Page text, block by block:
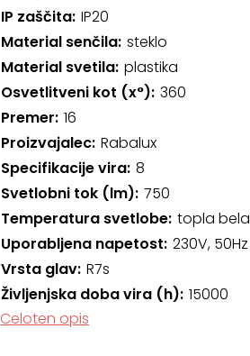
IP zaščita IP20
Material senčila steklo
Material svetila plastika
Osvetlitveni kot (x°) 360
Premer 16
Proizvajalec Rabalux
Specifikacije vira 8
Svetlobni tok (lm) 750
Temperatura svetlobe topla bela
Uporabljena napetost 230V, 50Hz
Vrsta glav R7s
Življenjska doba vira (h) 15000
Celoten opis